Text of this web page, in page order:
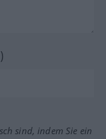
sind, indem Sie ein